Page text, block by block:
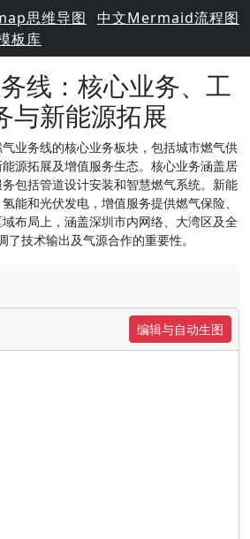
思维导图
中文Mermaid流程图
板库
线：核心业务、工
与新能源拓展
业务线的核心业务板块，包括城市燃气供
源拓展及增值服务生态。核心业务涵盖居
包括管道设计安装和智慧燃气系统。新能
能和光伏发电，增值服务提供燃气保险、
布局上，涵盖深圳市内网络、大湾区及全
了技术输出及气源合作的重要性。
编辑与自动生图